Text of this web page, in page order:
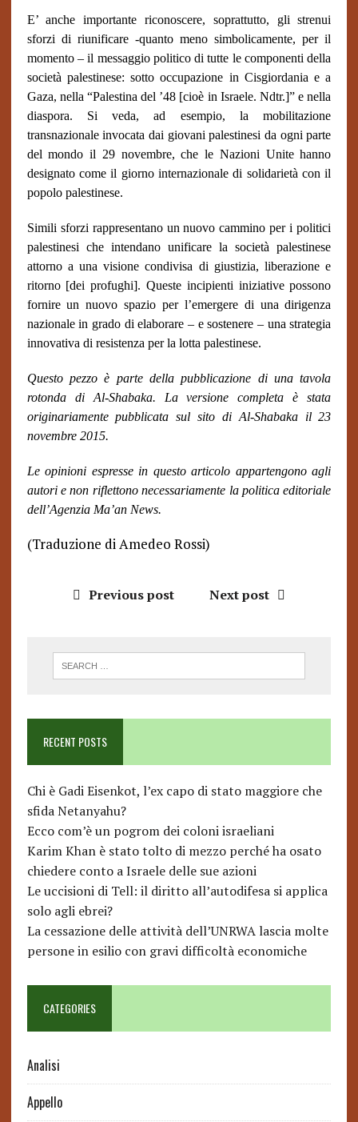
E’ anche importante riconoscere, soprattutto, gli strenui
sforzi di riunificare -quanto meno simbolicamente, per il
momento – il messaggio politico di tutte le componenti della
società palestinese: sotto occupazione in Cisgiordania e a
Gaza, nella “Palestina del ’48 [cioè in Israele. Ndtr.]” e nella
diaspora. Si veda, ad esempio, la mobilitazione
transnazionale invocata dai giovani palestinesi da ogni parte
del mondo il 29 novembre, che le Nazioni Unite hanno
designato come il giorno internazionale di solidarietà con il
popolo palestinese.
Simili sforzi rappresentano un nuovo cammino per i politici
palestinesi che intendano unificare la società palestinese
attorno a una visione condivisa di giustizia, liberazione e
ritorno [dei profughi]. Queste incipienti iniziative possono
fornire un nuovo spazio per l’emergere di una dirigenza
nazionale in grado di elaborare – e sostenere – una strategia
innovativa di resistenza per la lotta palestinese.
Questo pezzo è parte della pubblicazione di una tavola
rotonda di Al-Shabaka. La versione completa è stata
originariamente pubblicata sul sito di Al-Shabaka il 23
novembre 2015.
Le opinioni espresse in questo articolo appartengono agli
autori e non riflettono necessariamente la politica editoriale
dell’Agenzia Ma’an News.
(Traduzione di Amedeo Rossi)
Previous post Next post
RECENT POSTS
Chi è Gadi Eisenkot, l’ex capo di stato maggiore che
sfida Netanyahu?
Ecco com’è un pogrom dei coloni israeliani
Karim Khan è stato tolto di mezzo perché ha osato
chiedere conto a Israele delle sue azioni
Le uccisioni di Tell: il diritto all’autodifesa si applica
solo agli ebrei?
La cessazione delle attività dell’UNRWA lascia molte
persone in esilio con gravi difficoltà economiche
CATEGORIES
Analisi
Appello